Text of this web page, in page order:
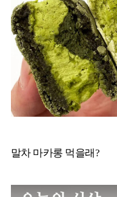
말차 마카롱 먹을래?